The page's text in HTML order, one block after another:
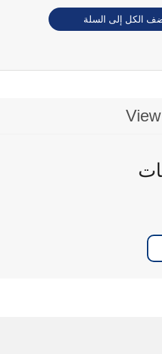
الكل إلى السلة